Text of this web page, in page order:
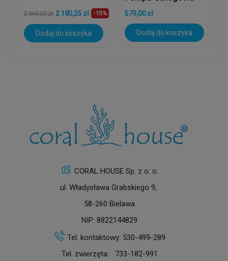
2 565,00 zł 2 180,25 zł -15%
Dodaj do koszyka
Z...
579,00 zł
Dodaj do koszyka
CORAL HOUSE Sp. z o. o.
ul. Władysława Grabskiego 9,
58-260 Bielawa
NIP: 8822144829
Tel. kontaktowy: 530-499-289
Tel. zwierzęta: 733-182-991